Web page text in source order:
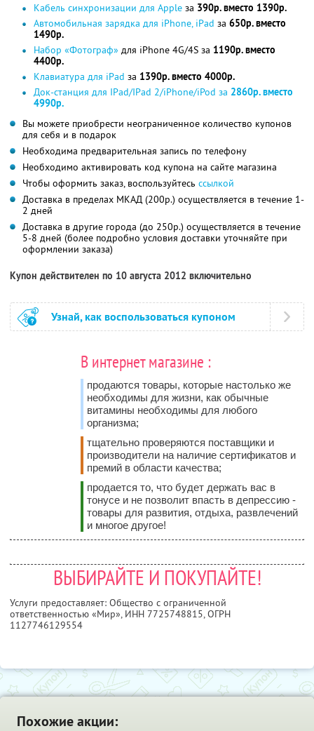
Кабель синхронизации для Apple за 390р. вместо 1390р.
Автомобильная зарядка для iPhone, iPad за 650р. вместо
1490р.
Набор «Фотограф» для iPhone 4G/4S за 1190р. вместо
4400р.
Клавиатура для iPad за 1390р. вместо 4000р.
Док-станция для IPad/IPad 2/iPhone/iPod за 2860р. вместо
4990р.
Вы можете приобрести неограниченное количество купонов
для себя и в подарок
Необходима предварительная запись по телефону
Необходимо активировать код купона на сайте магазина
Чтобы оформить заказ, воспользуйтесь ссылкой
Доставка в пределах МКАД (200р.) осуществляется в течение 1-
2 дней
Доставка в другие города (до 250р.) осуществляется в течение
5-8 дней (более подробно условия доставки уточняйте при
оформлении заказа)
Купон действителен по 10 августа 2012 включительно
Узнай, как воспользоваться купоном
В интернет магазине :
продаются товары, которые настолько же
необходимы для жизни, как обычные
витамины необходимы для любого
организма;
тщательно проверяются поставщики и
производители на наличие сертификатов и
премий в области качества;
продается то, что будет держать вас в
тонусе и не позволит впасть в депрессию -
товары для развития, отдыха, развлечений
и многое другое!
ВЫБИРАЙТЕ И ПОКУПАЙТЕ!
Услуги предоставляет: Общество с ограниченной
ответственностью «Мир», ИНН 7725748815, ОГРН
1127746129554
Похожие акции: